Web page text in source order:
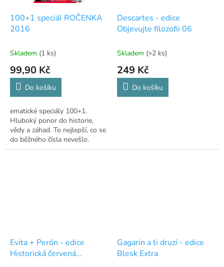
100+1 speciál ROČENKA
2016
Skladem (1 ks)
99,90 Kč
Do košíku
ematické speciály 100+1.
Hluboký ponor do historie,
vědy a záhad. To nejlepší, co se
do běžného čísla nevešlo.
Vychází 4x ročně.
Descartes - edice
Objevujte filozofii 06
Skladem (>2 ks)
249 Kč
Do košíku
Evita + Perón - edice
Historická červená
Gagarin a ti druzí - edice
Blesk Extra